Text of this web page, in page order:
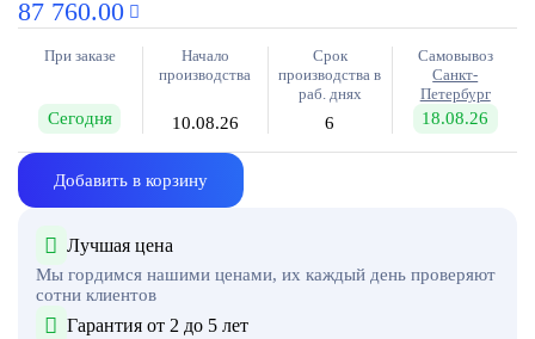
87 760.00
При заказе
Сегодня
Начало
производства
10.08.26
Срок
производства в
раб. днях
6
Самовывоз
Санкт-
Петербург
18.08.26
Добавить в корзину
Лучшая цена
Мы гордимся нашими ценами, их каждый день проверяют
сотни клиентов
Гарантия от 2 до 5 лет